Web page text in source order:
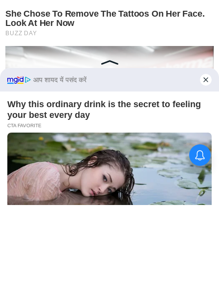
चिखलीचे सुपुत्र हरिदास कापसे
अनंतात विलीन! ‘भारत माता की जय’,
‘शहीद जवान अमर रहे’च्या घोषणांनी
आसमंत दुमदुमला; शासकीय इतमामात
वीर जवानाला अखेरचा निरोप! शेवटचा
निरोप देण्यासाठी जनसागर उसळला...